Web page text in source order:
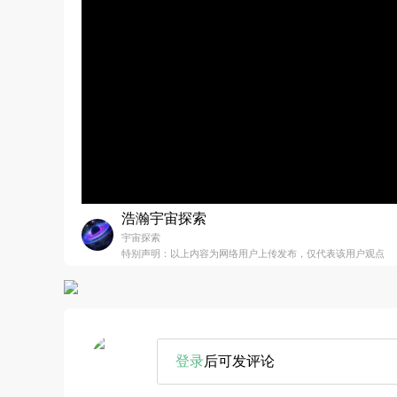
浩瀚宇宙探索
宇宙探索
特别声明：以上内容为网络用户上传发布，仅代表该用户观点
登录后可发评论